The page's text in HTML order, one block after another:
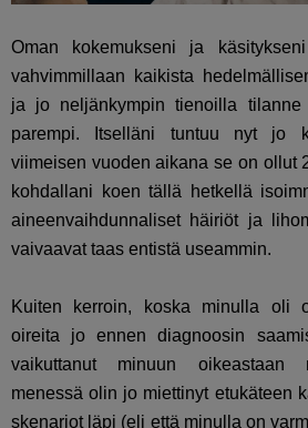
Oman kokemukseni ja
vahvimmillaan kaikista
ja jo neljänkympin tienoilla
parempi. Itselläni tuntuu nyt jo
viimeisen vuoden aikana se on ollut
kohdallani koen tällä hetkellä
aineenvaihdunnaliset häiriöt ja
vaivaavat taas entistä useammin.
Kuiten kerroin, koska minulla oli
oireita jo ennen diagnoosin
vaikuttanut minuun oikeastaan
menessä olin jo miettinyt etukäteen
skenariot läpi (eli että minulla on